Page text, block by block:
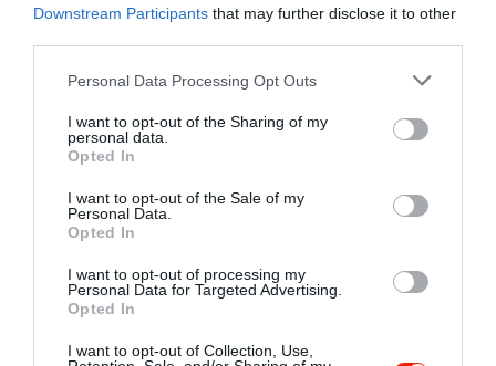
Downstream Participants that may further disclose it to other
Please note that this website/app uses one or more Google
not limited to your visit or usage behaviour. You may click to
grant or deny consent to Google and its third-party tags to
use your data for below specified purposes in below Google
consent section.
Personal Data Processing Opt Outs
I want to opt-out of the Sharing of my
personal data.
Opted In
I want to opt-out of the Sale of my
Personal Data.
Opted In
I want to opt-out of processing my
Personal Data for Targeted Advertising.
Opted In
I want to opt-out of Collection, Use,
Értékelések Értékeld Te is
3.7
Összesen 3
5 2
2 0